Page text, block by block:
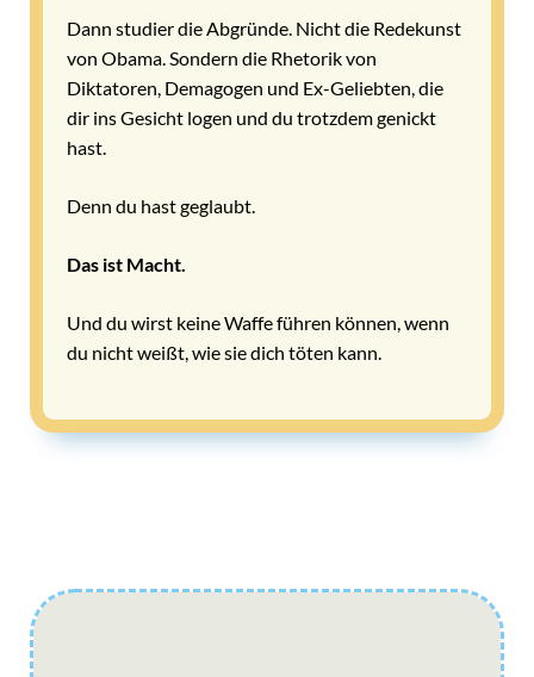
Dann studier die Abgründe. Nicht die Redekunst
von Obama. Sondern die Rhetorik von
Diktatoren, Demagogen und Ex-Geliebten, die
dir ins Gesicht logen und du trotzdem genickt
hast.
Denn du hast geglaubt.
Das ist Macht.
Und du wirst keine Waffe führen können, wenn
du nicht weißt, wie sie dich töten kann.